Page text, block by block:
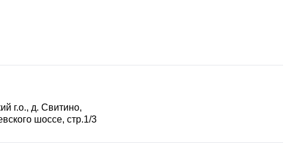
г.о., д. Свитино,
шоссе, стр.1/3